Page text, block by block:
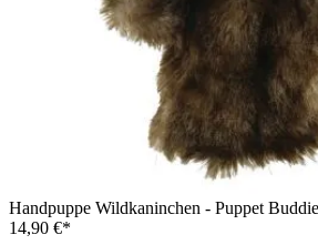
Handpuppe Wildkaninchen - Puppet
14,90 €*